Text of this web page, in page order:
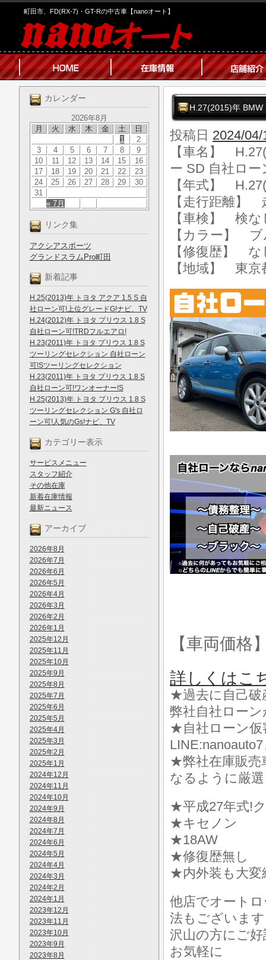
町田市、FD(RX-7)・GT-Rの中古車【nanoオート】
カレンダー
2026年8月
月
火 水 木 金 土 日
« 7月
1
2
3
4 5 6 7 8
9
10
11 12 13 14 15
16
17
18 19 20 21 22
23
24
25 26 27 28 29
30
31
リンク集
アクシアスポーツ
グランドスラムPro町田
新着記事
H.25(2013)年 トヨタ アクア 1.5 S 自
社ローン可!上位グレードG!ナビ、TV
H.24(2012)年 トヨタ プリウス 1.8 S
自社ローン可!TRDフルエアロ!
H.23(2011)年 トヨタ プリウス 1.8 S
ツーリングセレクション 自社ローン
可!Sツーリングセレクション
H.23(2011)年 トヨタ プリウス 1.8 S
自社ローン可!ワンオーナー!S
H.25(2013)年 トヨタ プリウス 1.8 S
ツーリングセレクション G's 自社ロ
ーン可!人気のGs!ナビ、TV
カテゴリー表示
サービスメニュー
スタッフ紹介
その他在庫
新着在庫情報
最新ニュース
アーカイブ
2026年8月
2026年7月
2026年6月
2026年5月
2026年4月
2026年3月
2026年2月
2026年1月
2025年12月
2025年11月
2025年10月
2025年9月
2025年8月
2025年7月
2025年6月
2025年5月
2025年4月
2025年3月
2025年2月
2025年1月
2024年12月
2024年11月
2024年10月
2024年9月
2024年8月
2024年7月
2024年6月
2024年5月
2024年4月
2024年3月
2024年2月
2024年1月
2023年12月
2023年11月
2023年10月
2023年9月
2023年8月
H.27(2015)年 BMW
投稿日 2024/04/
【車名】
ー SD 自社ロ
【年式】
【走行距離】
【車検】 検な
【カラー】 ブ
【修復歴】 な
【地域】 東京
【車両価格
詳しくはこ
★過去に自己破
弊社自社ロー
★自社ローン仮
★弊社在庫販売
なるように厳
★平成27年式!
★キセノン
★18AW
★修復歴無し
★内外装も大変
他店でオート
法もございま
沢山の方にご
お気軽に